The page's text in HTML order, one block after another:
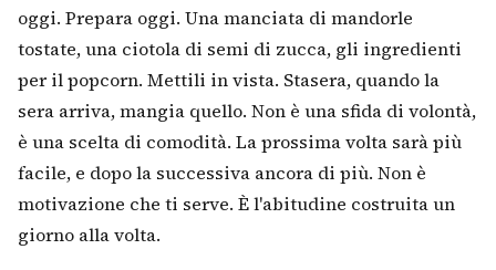
oggi. Prepara oggi. Una manciata di mandorle
tostate, una ciotola di semi di zucca, gli ingredienti
per il popcorn. Mettili in vista. Stasera, quando la
sera arriva, mangia quello. Non è una sfida di volontà,
è una scelta di comodità. La prossima volta sarà più
facile, e dopo la successiva ancora di più. Non è
motivazione che ti serve. È l'abitudine costruita un
giorno alla volta.